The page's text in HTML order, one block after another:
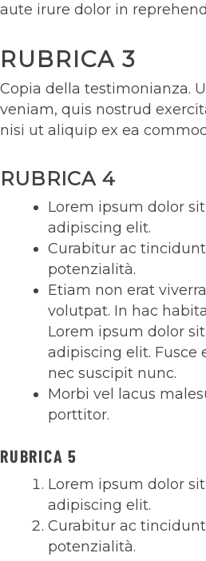
aute irure dolor in
RUBRICA 3
Copia della testimonianza.
veniam, quis nostrud
nisi ut aliquip ex ea
RUBRICA 4
Lorem ipsum dolor
adipiscing elit.
Curabitur ac
potenzialità.
Etiam non erat
volutpat. In hac
Lorem ipsum dolor
adipiscing elit. Fusce
nec suscipit nunc.
Morbi vel lacus
porttitor.
RUBRICA 5
Lorem ipsum dolor
adipiscing elit.
Curabitur ac
potenzialità.